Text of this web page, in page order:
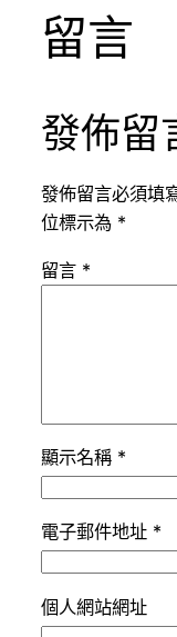
留言
發佈留
發佈留言必須填
位標示為 *
留言 *
顯示名稱 *
電子郵件地址 *
個人網站網址